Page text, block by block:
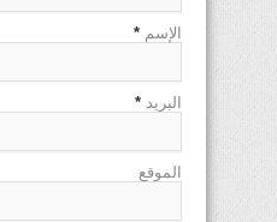
الإسم *
البريد *
الموقع